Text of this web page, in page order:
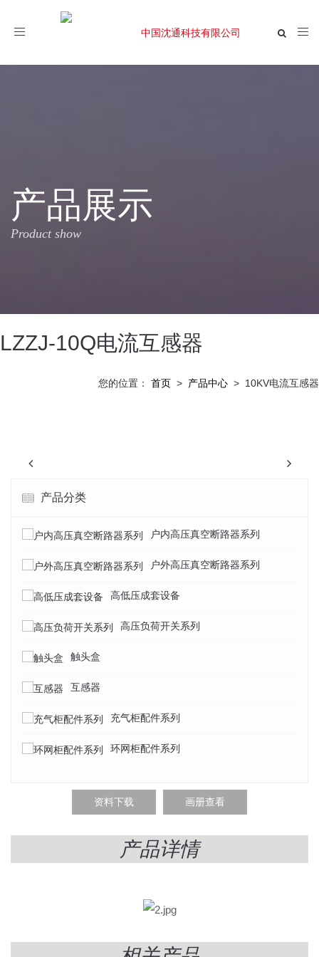
Toggle
产品展示
Product show
LZZJ-10Q电流互感器
您的位置： 首页 > 产品中心 > 10KV电流互感器
产品分类
户内高压真空断路器系列
户外高压真空断路器系列
高低压成套设备
高压负荷开关系列
触头盒
互感器
充气柜配件系列
环网柜配件系列
资料下载 画册查看
产品详情